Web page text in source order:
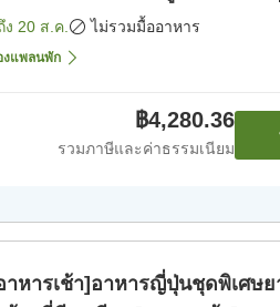
ง 20 ส.ค. ไม่รวมมื้ออาหาร
งแพลนพัก
฿4,280.36
รวมภาษีและค่าธรรมเนียม
าหารเช้า]อาหารญี่ปุ่นชุดพิเศษ